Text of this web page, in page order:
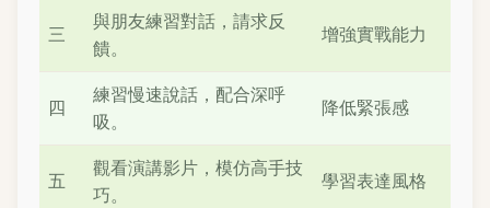
三
與朋友練習對話，請求反
饋。
增強實戰能力
四
練習慢速說話，配合深呼
吸。
降低緊張感
五
觀看演講影片，模仿高手技
巧。
學習表達風格